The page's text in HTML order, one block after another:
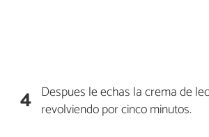
4 Despues le echas la crema de
revolviendo por cinco minutos.